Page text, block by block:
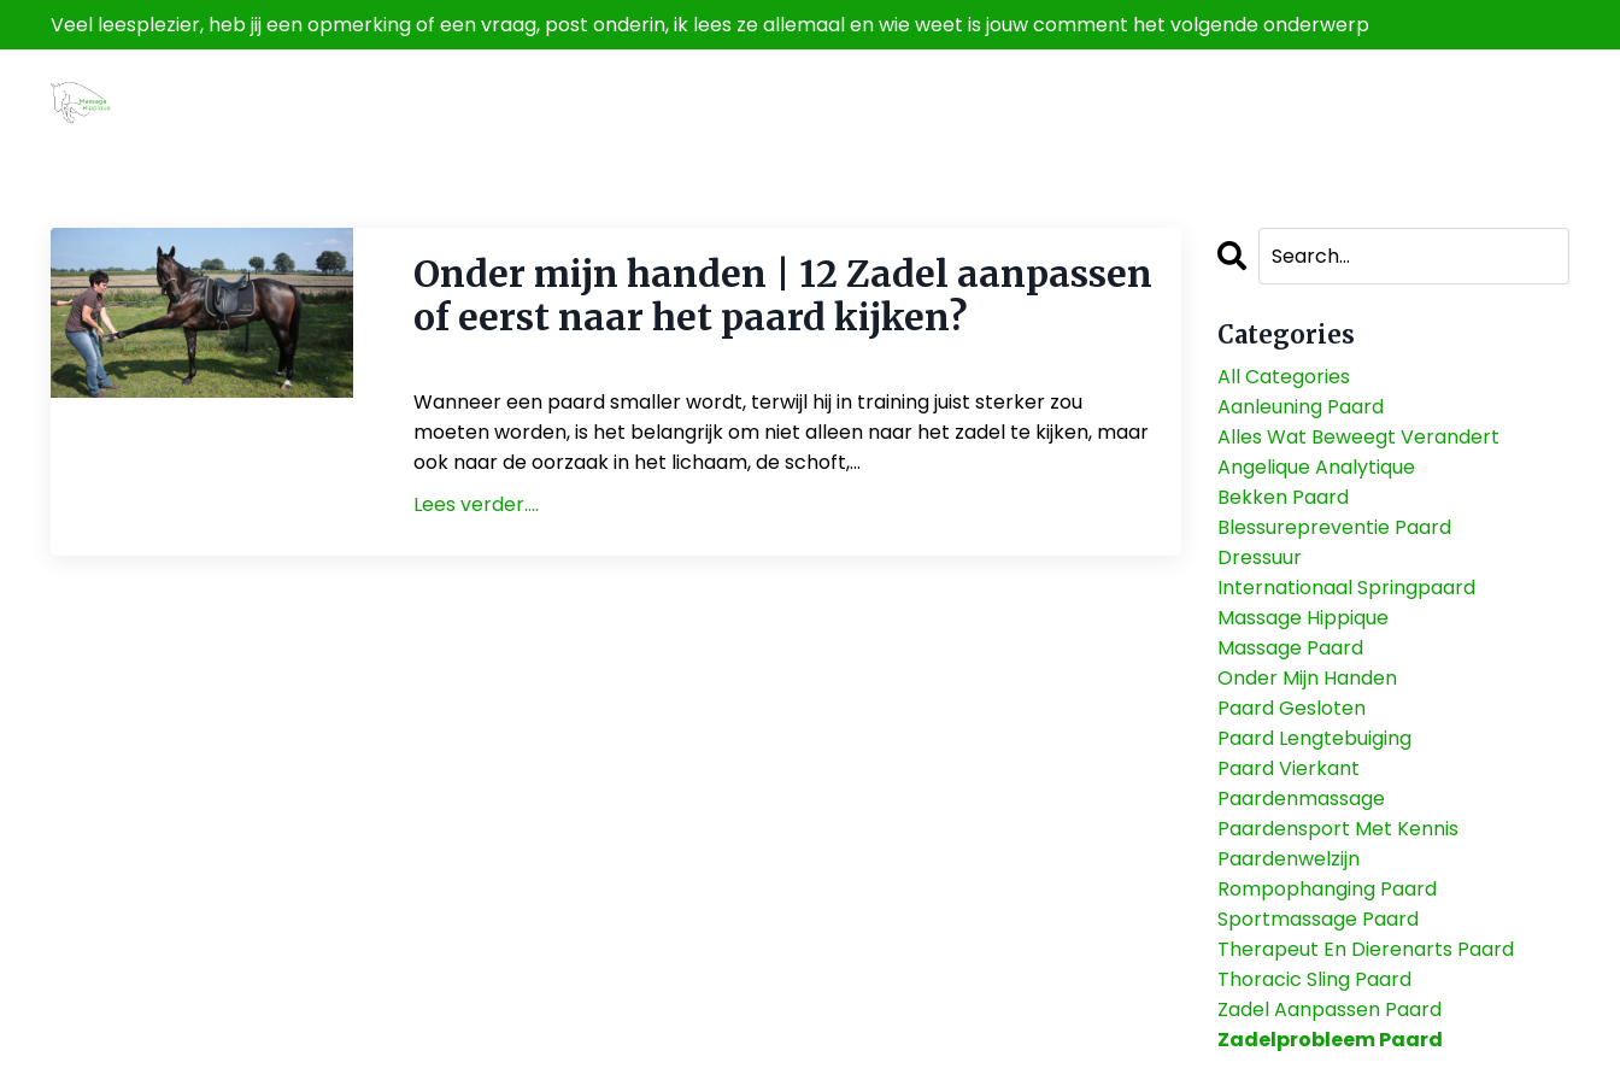
Veel leesplezier, heb jij een opmerking of een vraag, post onderin, ik lees ze allemaal en wie weet is jouw comment het volgende onderwerp
Onder mijn handen | 12 Zadel aanpassen
of eerst naar het paard kijken?
Wanneer een paard smaller wordt, terwijl hij in training juist sterker zou
moeten worden, is het belangrijk om niet alleen naar het zadel te kijken, maar
ook naar de oorzaak in het lichaam, de schoft,...
Lees verder....
Categories
All Categories
Aanleuning Paard
Alles Wat Beweegt Verandert
Angelique Analytique
Bekken Paard
Blessurepreventie Paard
Dressuur
Internationaal Springpaard
Massage Hippique
Massage Paard
Onder Mijn Handen
Paard Gesloten
Paard Lengtebuiging
Paard Vierkant
Paardenmassage
Paardensport Met Kennis
Paardenwelzijn
Rompophanging Paard
Sportmassage Paard
Therapeut En Dierenarts Paard
Thoracic Sling Paard
Zadel Aanpassen Paard
Zadelprobleem Paard